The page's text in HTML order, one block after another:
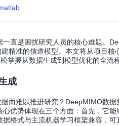
直是困扰研究人员的核心难题。
精准的信道模型。本文将从项目
掌握从数据生成到模型优化的全流程
成
而难以推进研究？DeepMIMO数
优势体现在三个方面：首先，它
格式与主流机器学习框架兼容，可